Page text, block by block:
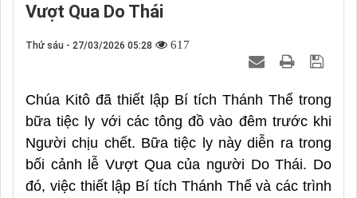
Vượt Qua Do Thái
Thứ sáu - 27/03/2026 05:28 617
Chúa Kitô đã thiết lập Bí tích Thánh Thể trong
bữa tiệc ly với các tông đồ vào đêm trước khi
Người chịu chết. Bữa tiệc ly này diễn ra trong
bối cảnh lễ Vượt Qua của người Do Thái. Do
đó, việc thiết lập Bí tích Thánh Thể và các trình